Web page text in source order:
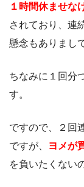
１時間休ませな
されており、連
懸念もありまし
ちなみに１回分
す。
ですので、２回
ですが、
ヨメが
を負いたくない